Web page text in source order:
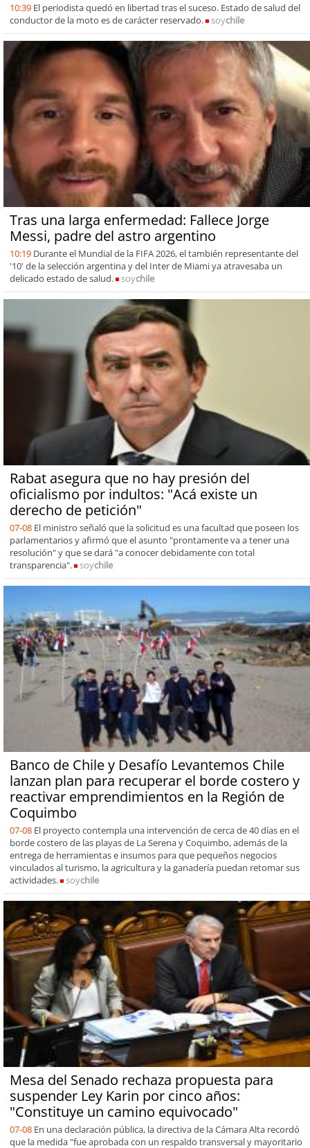
10:39 El periodista quedó en libertad tras el suceso. Estado de salud del
conductor de la moto es de carácter reservado.
soychile
Tras una larga enfermedad: Fallece Jorge
Messi, padre del astro argentino
10:19 Durante el Mundial de la FIFA 2026, el también representante del
'10' de la selección argentina y del Inter de Miami ya atravesaba un
delicado estado de salud.
soychile
Rabat asegura que no hay presión del
oficialismo por indultos: "Acá existe un
derecho de petición"
07-08 El ministro señaló que la solicitud es una facultad que poseen los
parlamentarios y afirmó que el asunto "prontamente va a tener una
resolución" y que se dará "a conocer debidamente con total
transparencia".
soychile
Banco de Chile y Desafío Levantemos Chile
lanzan plan para recuperar el borde costero y
reactivar emprendimientos en la Región de
Coquimbo
07-08 El proyecto contempla una intervención de cerca de 40 días en el
borde costero de las playas de La Serena y Coquimbo, además de la
entrega de herramientas e insumos para que pequeños negocios
vinculados al turismo, la agricultura y la ganadería puedan retomar sus
actividades.
soychile
Mesa del Senado rechaza propuesta para
suspender Ley Karin por cinco años:
"Constituye un camino equivocado"
07-08 En una declaración pública, la directiva de la Cámara Alta recordó
que la medida "fue aprobada con un respaldo transversal y mayoritario